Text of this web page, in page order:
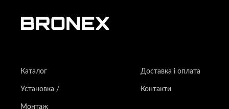
Каталог Доставка і оплата
Установка /
Монтаж
Контакти